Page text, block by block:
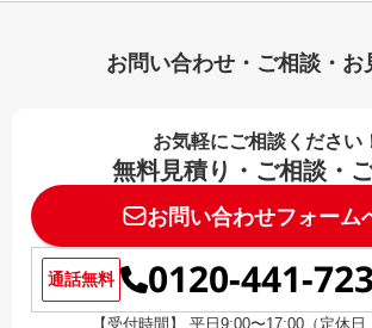
お問い合わせ・ご相談・お
お気軽にご相談ください
無料見積り・ご相談・
お問い合わせフォーム
通話無料 0120-441-723
【受付時間】 平日9:00〜17:00（定休日